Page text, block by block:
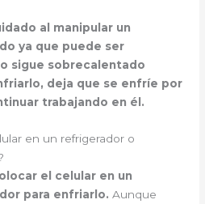
al manipular un
ya que puede ser
sigue sobrecalentado
deja que se enfríe por
trabajando en él.
en un refrigerador o
el celular en un
para enfriarlo. Aunque